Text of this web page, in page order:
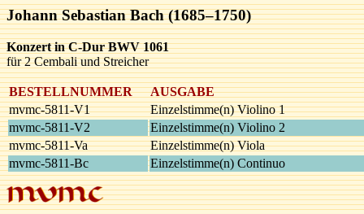
Johann Sebastian Bach (1685–1750)
Konzert in C-Dur BWV 1061
für 2 Cembali und Streicher
BESTELLNUMMER
AUSGABE
mvmc-5811-V1
Einzelstimme(n) Violino 1
mvmc-5811-V2
Einzelstimme(n) Violino 2
mvmc-5811-Va
Einzelstimme(n) Viola
mvmc-5811-Bc
Einzelstimme(n) Continuo